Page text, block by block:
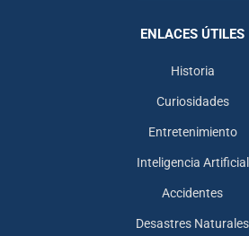
ENLACES ÚTILES
Historia
Curiosidades
Entretenimiento
Inteligencia Artificial
Accidentes
Desastres Naturales